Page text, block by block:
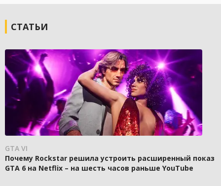
СТАТЬИ
GTA VI
Почему Rockstar решила устроить расширенный показ
GTA 6 на Netflix – на шесть часов раньше YouTube